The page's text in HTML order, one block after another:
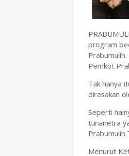
program
Pemkot
Tak hanya
dirasakan
Seperti
tunanetra
Prabumulih
Menurut